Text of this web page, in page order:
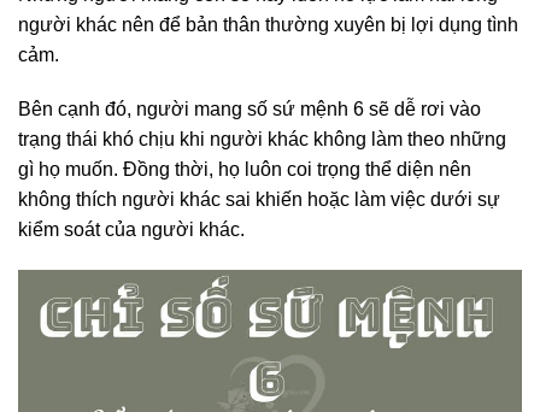
người khác nên để bản thân thường xuyên bị lợi dụng tình
cảm.
Bên cạnh đó, người mang số sứ mệnh 6 sẽ dễ rơi vào
trạng thái khó chịu khi người khác không làm theo những
gì họ muốn. Đồng thời, họ luôn coi trọng thể diện nên
không thích người khác sai khiến hoặc làm việc dưới sự
kiểm soát của người khác.